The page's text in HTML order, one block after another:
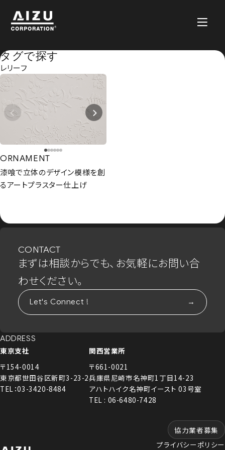
タグで探す
レリーフ
ORNAMENT
漆喰で立体のデザイン模様を創
るアートプラスター仕上げ
CONTACT
まずは相談からでも、お気軽にお問い合
わせください。
Let's Connect !
ADDRESS
東京支社
〒154-0014
東京都世田谷区新町3-23-2
TEL：03-3420-8484
関西営業所
〒661-0021
兵庫県尼崎市名神町1丁目14-23
アハトハイク名神町イースト 03号室
TEL : 06-6480-7428
協力業者募集
プライバシーポリシー